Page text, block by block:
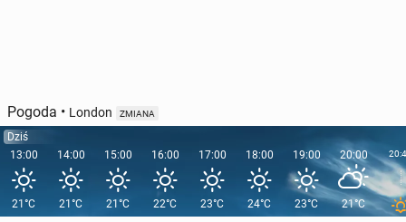
Pogoda • London ZMIANA
Dziś
13:00
21°C
14:00
21°C
15:00
21°C
16:00
22°C
17:00
23°C
18:00
24°C
19:00
23°C
20:00
21°C